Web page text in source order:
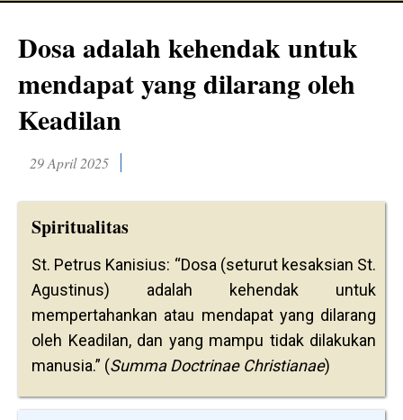
Dosa adalah kehendak untuk
mendapat yang dilarang oleh
Keadilan
29 April 2025
Spiritualitas
St. Petrus Kanisius: “Dosa (seturut kesaksian St.
Agustinus) adalah kehendak untuk
mempertahankan atau mendapat yang dilarang
oleh Keadilan, dan yang mampu tidak dilakukan
manusia.” (Summa Doctrinae Christianae)